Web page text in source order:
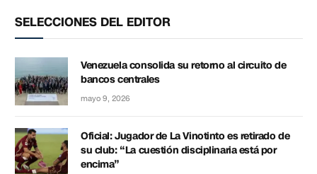
SELECCIONES DEL EDITOR
Venezuela consolida su retorno al circuito de
bancos centrales
mayo 9, 2026
Oficial: Jugador de La Vinotinto es retirado de
su club: “La cuestión disciplinaria está por
encima”